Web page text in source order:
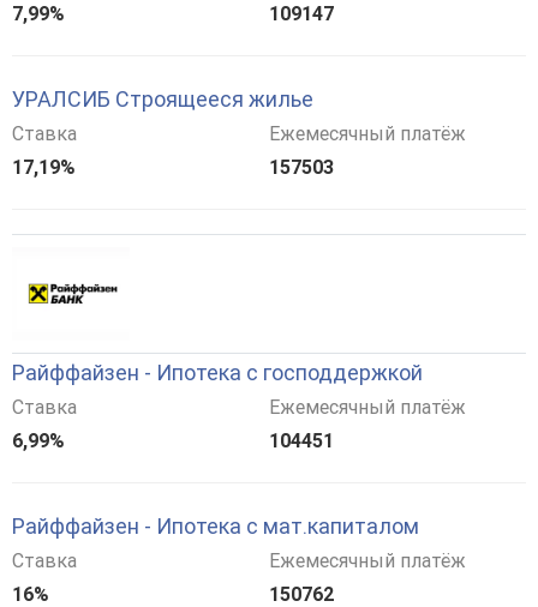
7,99%
109147
УРАЛСИБ Строящееся жилье
Ставка
17,19%
Ежемесячный платёж
157503
Райффайзен - Ипотека с господдержкой
Ставка
6,99%
Ежемесячный платёж
104451
Райффайзен - Ипотека с мат.капиталом
Ставка
16%
Ежемесячный платёж
150762